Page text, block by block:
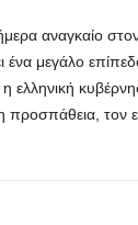
αναγκαίο
μεγάλο
η ελληνική
προσπάθεια, τον